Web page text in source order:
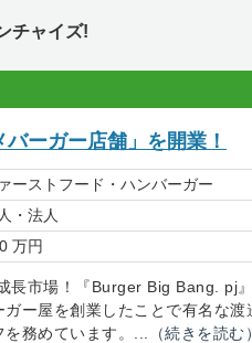
チャイズ!
ーガー店舗」を開業！
ーストフード・ハンバーガー
・法人
万円
長市場！『Burger Big Bang. pj』
ー屋を創業したことで有名な渡
務めています。...
（続きを読む）